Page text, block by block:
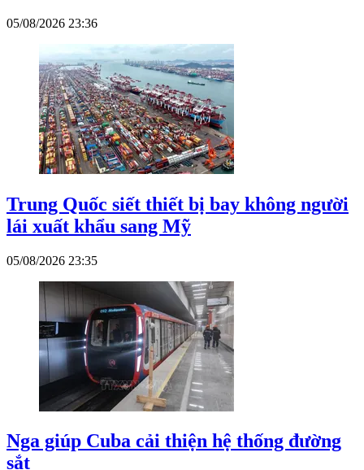
05/08/2026 23:36
Trung Quốc siết thiết bị bay không người
lái xuất khẩu sang Mỹ
05/08/2026 23:35
Nga giúp Cuba cải thiện hệ thống đường
sắt